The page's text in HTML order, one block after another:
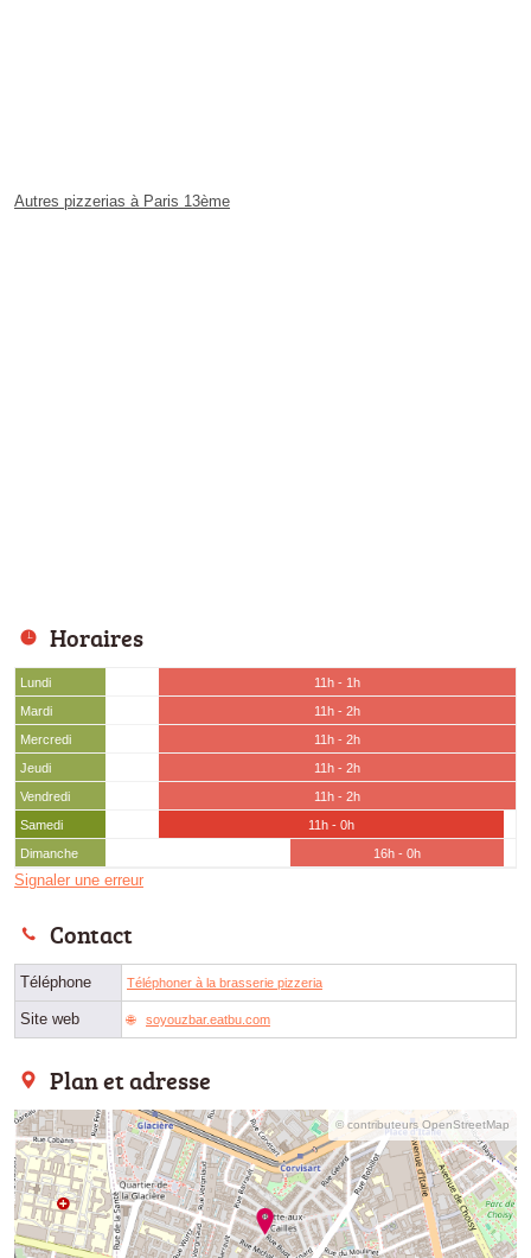
Autres pizzerias à Paris 13ème
Horaires
Lundi
11h - 1h
Mardi
11h - 2h
Mercredi
11h - 2h
Jeudi
11h - 2h
Vendredi
11h - 2h
Samedi
11h - 0h
Dimanche
16h - 0h
Signaler une erreur
Contact
Téléphone Téléphoner à la brasserie pizzeria
Site web soyouzbar.eatbu.com
Plan et adresse
© contributeurs OpenStreetMap